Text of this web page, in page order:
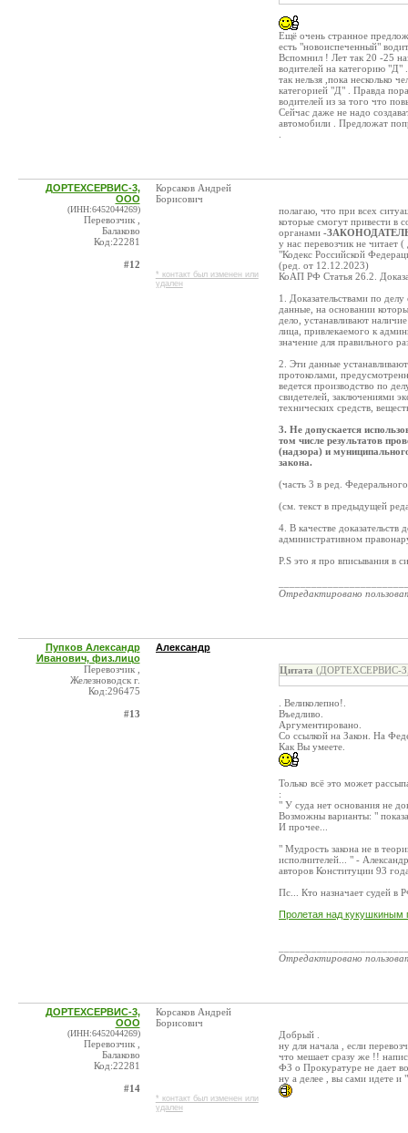
Ещё очень странное
есть "новоиспеченный"
Вспомнил ! Лет так 20 -25
водителей на категорию "Д"
так нельзя ,пока несколько
категорией "Д" . Правда
водителей из за того что
Сейчас даже не надо
автомобили . Предложат
ДОРТЕХСЕРВИС-3,
ООО
(ИНН:6452044269)
Перевозчик ,
Балаково
Код:22281
#12
Корсаков Андрей
Борисович
* контакт был изменен или
удален
полагаю, что при всех
которые смогут привести в
органами -
у нас перевозчик не
"Кодекс Российской
(ред. от 12.12.2023)
КоАП РФ Статья 26.2.
1. Доказательствами по
данные, на основании
дело, устанавливают
лица, привлекаемого к
значение для правильного
2. Эти данные
протоколами,
ведется производство по
свидетелей, заключениями
технических средств,
3. Не допускается
том числе результатов
(надзора) и
закона.
(часть 3 в ред.
(см. текст в предыдущей
4. В качестве доказательств
административном
P.S это я про вписывания в
Отредактировано
Пупков Александр
Иванович, физ.лицо
Перевозчик ,
Железноводск г.
Код:296475
#13
Александр
Цитата (ДОРТЕХСЕРВИС-3,
. Великолепно!.
Въедливо.
Аргументировано.
Со ссылкой на Закон. На
Как Вы умеете.
Только всё это может
:
" У суда нет основания не
Возможны варианты: "
И прочее...
" Мудрость закона не в
исполнителей... " -
авторов Конституции 93
Пс... Кто назначает судей в
Пролетая над кукушкиным
Отредактировано
ДОРТЕХСЕРВИС-3,
ООО
(ИНН:6452044269)
Перевозчик ,
Балаково
Код:22281
#14
Корсаков Андрей
Борисович
* контакт был изменен или
удален
Добрый .
ну для начала , если
что мешает сразу же !!
ФЗ о Прокуратуре не дает
ну а делее , вы сами идете